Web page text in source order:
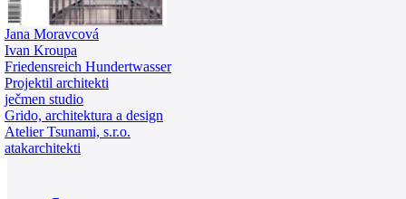
Jana Moravcová
Ivan Kroupa
Friedensreich Hundertwasser
Projektil architekti
ječmen studio
Grido, architektura a design
Atelier Tsunami, s.r.o.
atakarchitekti